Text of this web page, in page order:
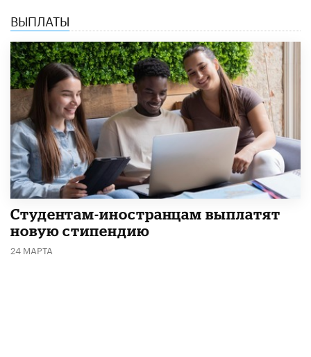
ВЫПЛАТЫ
Студентам-иностранцам выплатят
новую стипендию
24 МАРТА